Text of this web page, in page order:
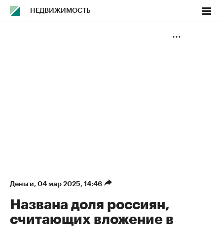
НЕДВИЖИМОСТЬ
Деньги⁠, 04 мар 2025, 14:46
Названа доля россиян,
считающих вложение в